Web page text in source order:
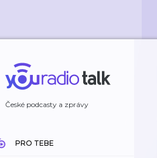
České podcasty a zprávy
PRO TEBE